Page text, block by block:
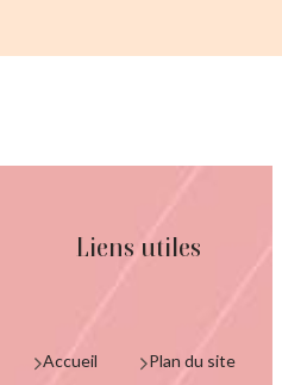
Liens utiles
Accueil Plan du site